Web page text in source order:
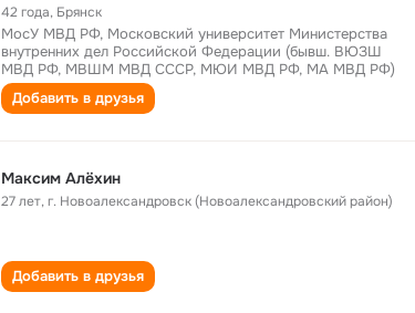
42 года, Брянск
МосУ МВД РФ, Московский университет Министерства
внутренних дел Российской Федерации (бывш. ВЮЗШ
МВД РФ, МВШМ МВД СССР, МЮИ МВД РФ, МА МВД РФ)
Добавить в друзья
Максим Алëхин
27 лет,г. Новоалександровск (Новоалександровский район)
Добавить в друзья